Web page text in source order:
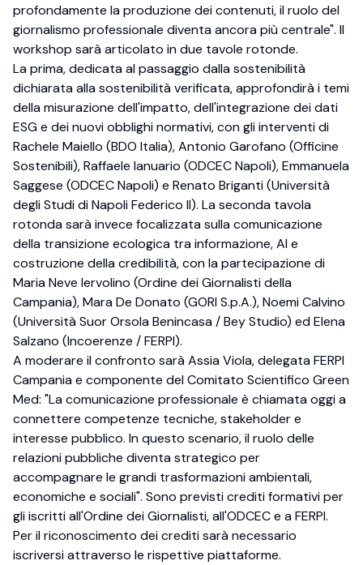
profondamente la produzione dei contenuti, il ruolo del
giornalismo professionale diventa ancora più centrale". Il
workshop sarà articolato in due tavole rotonde.
La prima, dedicata al passaggio dalla sostenibilità
dichiarata alla sostenibilità verificata, approfondirà i temi
della misurazione dell'impatto, dell'integrazione dei dati
ESG e dei nuovi obblighi normativi, con gli interventi di
Rachele Maiello (BDO Italia), Antonio Garofano (Officine
Sostenibili), Raffaele Ianuario (ODCEC Napoli), Emmanuela
Saggese (ODCEC Napoli) e Renato Briganti (Università
degli Studi di Napoli Federico II). La seconda tavola
rotonda sarà invece focalizzata sulla comunicazione
della transizione ecologica tra informazione, AI e
costruzione della credibilità, con la partecipazione di
Maria Neve Iervolino (Ordine dei Giornalisti della
Campania), Mara De Donato (GORI S.p.A.), Noemi Calvino
(Università Suor Orsola Benincasa / Bey Studio) ed Elena
Salzano (Incoerenze / FERPI).
A moderare il confronto sarà Assia Viola, delegata FERPI
Campania e componente del Comitato Scientifico Green
Med: "La comunicazione professionale è chiamata oggi a
connettere competenze tecniche, stakeholder e
interesse pubblico. In questo scenario, il ruolo delle
relazioni pubbliche diventa strategico per
accompagnare le grandi trasformazioni ambientali,
economiche e sociali". Sono previsti crediti formativi per
gli iscritti all'Ordine dei Giornalisti, all'ODCEC e a FERPI.
Per il riconoscimento dei crediti sarà necessario
iscriversi attraverso le rispettive piattaforme.